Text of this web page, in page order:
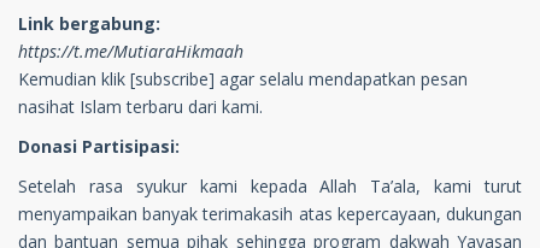
Link bergabung:
https://t.me/MutiaraHikmaah
Kemudian klik [subscribe] agar selalu mendapatkan pesan
nasihat Islam terbaru dari kami.
Donasi Partisipasi:
Setelah rasa syukur kami kepada Allah Ta’ala, kami turut
menyampaikan banyak terimakasih atas kepercayaan, dukungan
dan bantuan semua pihak sehingga program dakwah Yayasan